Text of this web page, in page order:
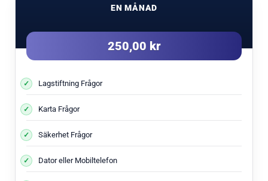
EN MÅNAD
250,00 kr
Lagstiftning Frågor
Karta Frågor
Säkerhet Frågor
Dator eller Mobiltelefon